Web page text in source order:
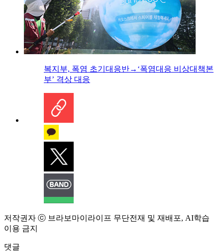
복지부, 폭염 초기대응반→‘폭염대응 비상대책본
부’ 격상 대응
저작권자 ⓒ 브라보마이라이프 무단전재 및 재배포, AI학습
이용 금지
댓글